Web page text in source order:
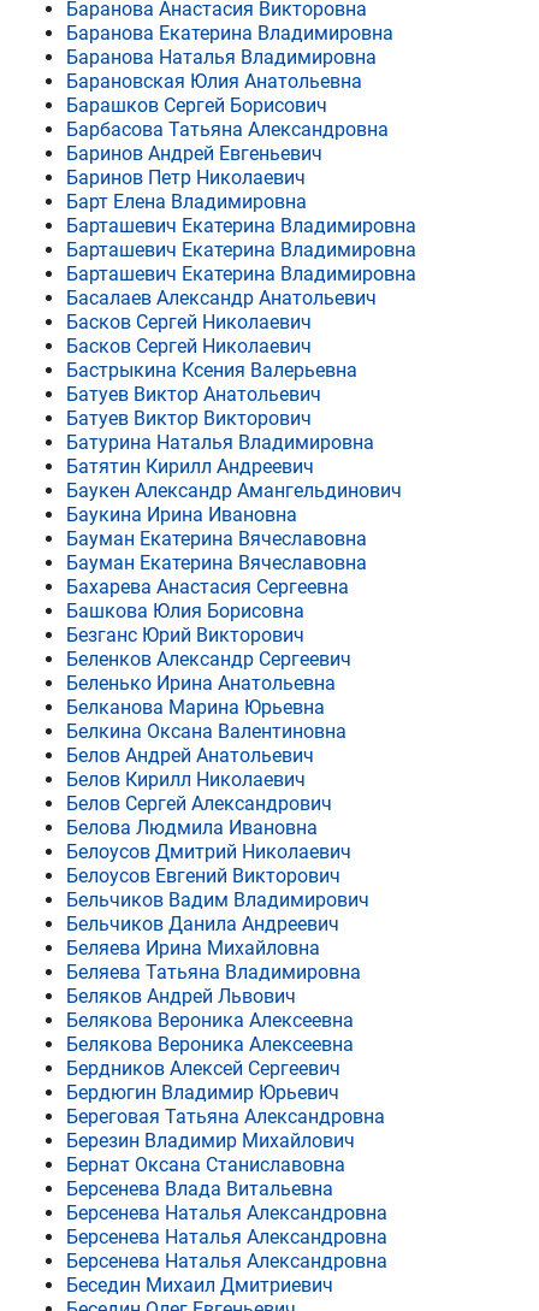
Баранова Анастасия Викторовна
Баранова Екатерина Владимировна
Баранова Наталья Владимировна
Барановская Юлия Анатольевна
Барашков Сергей Борисович
Барбасова Татьяна Александровна
Баринов Андрей Евгеньевич
Баринов Петр Николаевич
Барт Елена Владимировна
Барташевич Екатерина Владимировна
Барташевич Екатерина Владимировна
Барташевич Екатерина Владимировна
Басалаев Александр Анатольевич
Басков Сергей Николаевич
Басков Сергей Николаевич
Бастрыкина Ксения Валерьевна
Батуев Виктор Анатольевич
Батуев Виктор Викторович
Батурина Наталья Владимировна
Батятин Кирилл Андреевич
Баукен Александр Амангельдинович
Баукина Ирина Ивановна
Бауман Екатерина Вячеславовна
Бауман Екатерина Вячеславовна
Бахарева Анастасия Сергеевна
Башкова Юлия Борисовна
Безганс Юрий Викторович
Беленков Александр Сергеевич
Беленько Ирина Анатольевна
Белканова Марина Юрьевна
Белкина Оксана Валентиновна
Белов Андрей Анатольевич
Белов Кирилл Николаевич
Белов Сергей Александрович
Белова Людмила Ивановна
Белоусов Дмитрий Николаевич
Белоусов Евгений Викторович
Бельчиков Вадим Владимирович
Бельчиков Данила Андреевич
Беляева Ирина Михайловна
Беляева Татьяна Владимировна
Беляков Андрей Львович
Белякова Вероника Алексеевна
Белякова Вероника Алексеевна
Бердников Алексей Сергеевич
Бердюгин Владимир Юрьевич
Береговая Татьяна Александровна
Березин Владимир Михайлович
Бернат Оксана Станиславовна
Берсенева Влада Витальевна
Берсенева Наталья Александровна
Берсенева Наталья Александровна
Берсенева Наталья Александровна
Беседин Михаил Дмитриевич